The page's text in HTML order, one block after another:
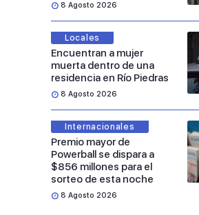
8 Agosto 2026
Locales
Encuentran a mujer
muerta dentro de una
residencia en Río Piedras
8 Agosto 2026
Internacionales
Premio mayor de
Powerball se dispara a
$856 millones para el
sorteo de esta noche
8 Agosto 2026